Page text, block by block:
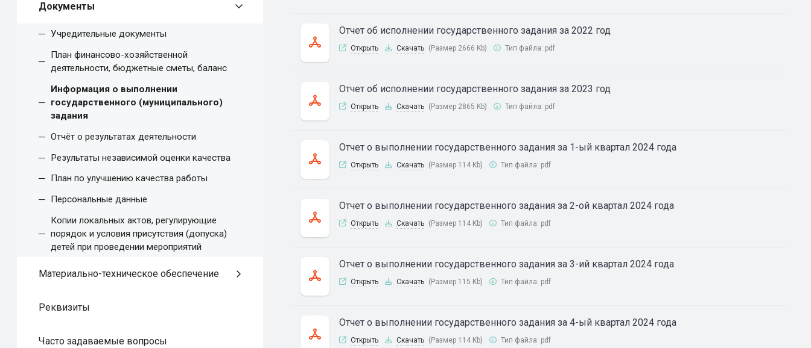
Документы
Учредительные документы
План финансово-хозяйственной
деятельности, бюджетные сметы, баланс
Информация о выполнении
государственного (муниципального)
задания
Отчёт о результатах деятельности
Результаты независимой оценки качества
План по улучшению качества работы
Персональные данные
Копии локальных актов, регулирующие
порядок и условия присутствия (допуска)
детей при проведении мероприятий
Материально-техническое обеспечение
Реквизиты
Часто задаваемые вопросы
Отчет об исполнении государственного задания за 2022 год
Открыть Скачать (Размер 2666 Kb) Тип файла: pdf
Отчет об исполнении государственного задания за 2023 год
Открыть Скачать (Размер 2865 Kb) Тип файла: pdf
Отчет о выполнении государственного задания за 1-ый квартал 2024 года
Открыть Скачать (Размер 114 Kb) Тип файла: pdf
Отчет о выполнении государственного задания за 2-ой квартал 2024 года
Открыть Скачать (Размер 114 Kb) Тип файла: pdf
Отчет о выполнении государственного задания за 3-ий квартал 2024 года
Открыть Скачать (Размер 115 Kb) Тип файла: pdf
Отчет о выполнении государственного задания за 4-ый квартал 2024 года
Открыть Скачать (Размер 114 Kb) Тип файла: pdf